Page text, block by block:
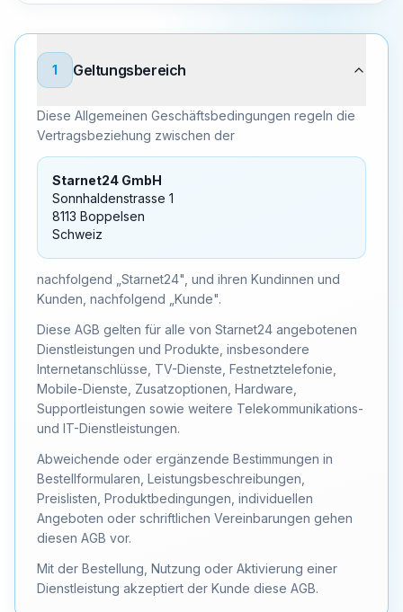
1 Geltungsbereich
Diese Allgemeinen Geschäftsbedingungen regeln die
Vertragsbeziehung zwischen der
Starnet24 GmbH
Sonnhaldenstrasse 1
8113 Boppelsen
Schweiz
nachfolgend „Starnet24", und ihren Kundinnen und
Kunden, nachfolgend „Kunde".
Diese AGB gelten für alle von Starnet24 angebotenen
Dienstleistungen und Produkte, insbesondere
Internetanschlüsse, TV-Dienste, Festnetztelefonie,
Mobile-Dienste, Zusatzoptionen, Hardware,
Supportleistungen sowie weitere Telekommunikations-
und IT-Dienstleistungen.
Abweichende oder ergänzende Bestimmungen in
Bestellformularen, Leistungs­beschreibungen,
Preislisten, Produktbedingungen, individuellen
Angeboten oder schriftlichen Vereinbarungen gehen
diesen AGB vor.
Mit der Bestellung, Nutzung oder Aktivierung einer
Dienstleistung akzeptiert der Kunde diese AGB.